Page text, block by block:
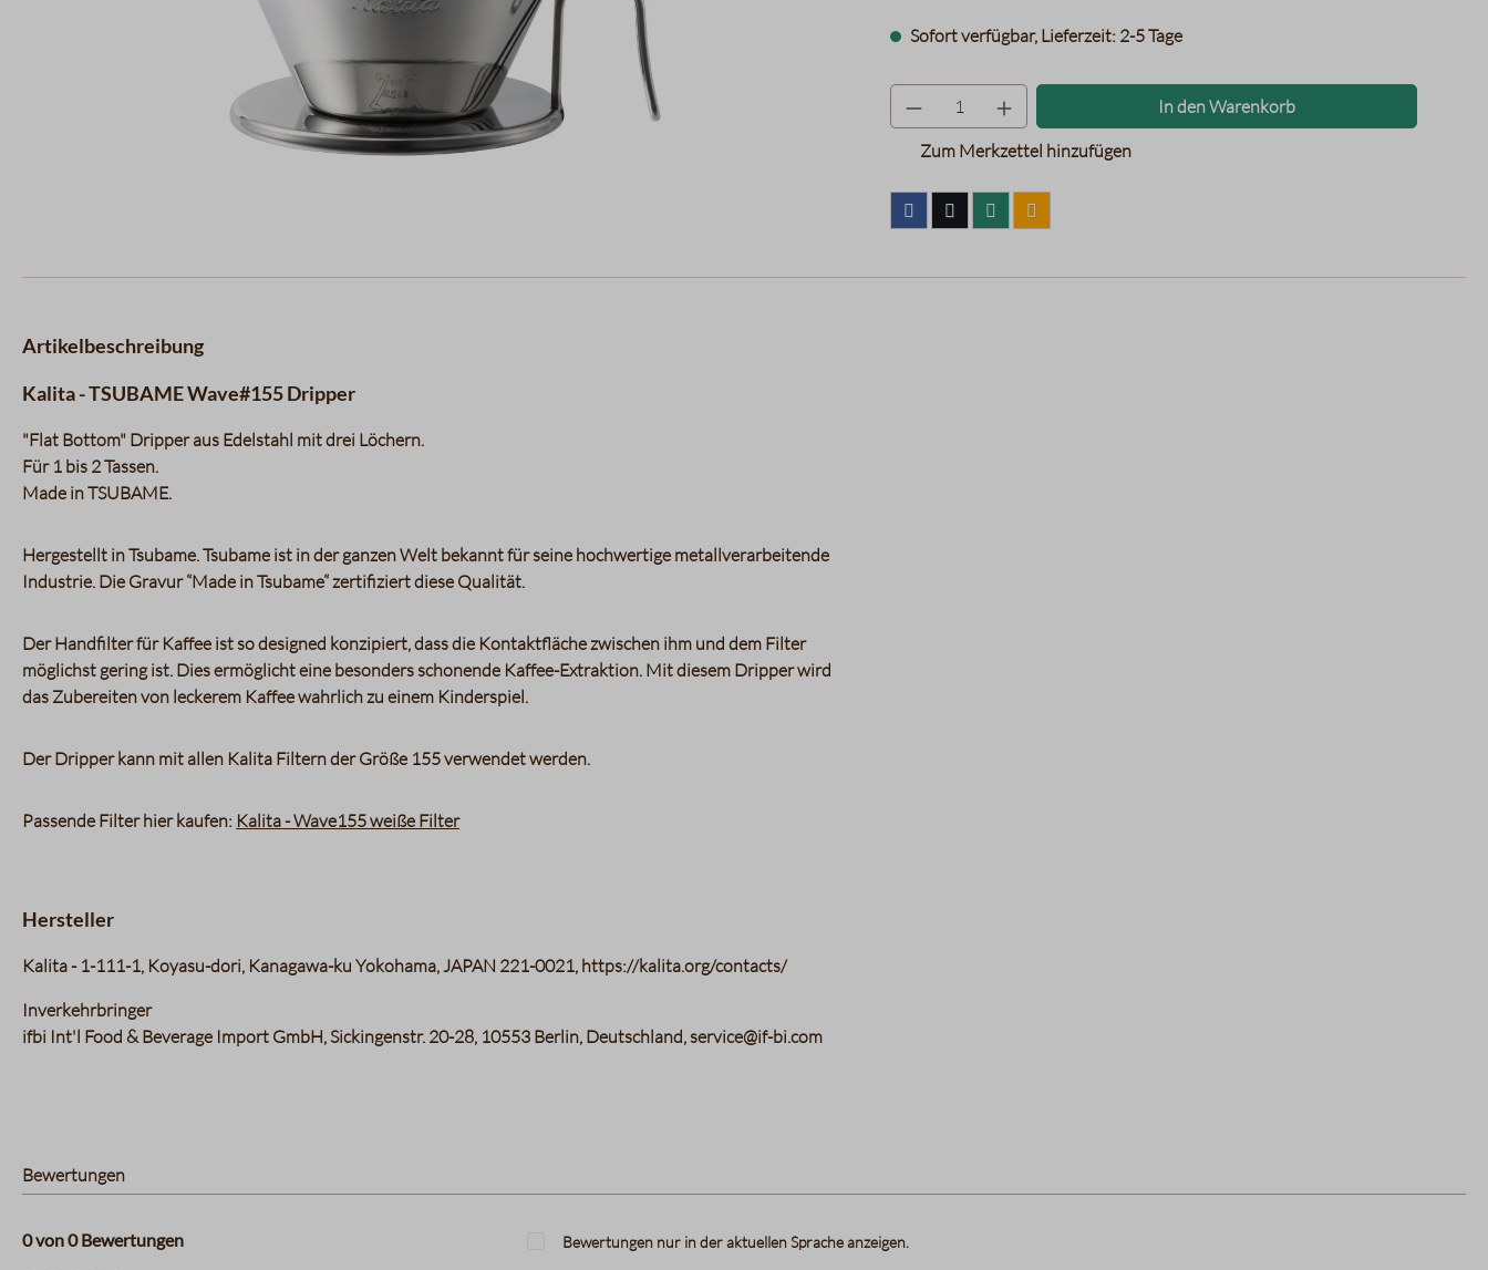
Sofort verfügbar, Lieferzeit: 2-5 Tage
Produkt Anzahl: Gib den gewünschten
In den Warenkorb
Zum Merkzettel hinzufügen
Artikelbeschreibung
Kalita - TSUBAME Wave#155 Dripper
"Flat Bottom" Dripper aus Edelstahl mit drei Löchern.
Für 1 bis 2 Tassen.
Made in TSUBAME.
Hergestellt in Tsubame. Tsubame ist in der ganzen Welt bekannt für seine hochwertige metallverarbeitende
Industrie. Die Gravur “Made in Tsubame“ zertifiziert diese Qualität.
Der Handfilter für Kaffee ist so designed konzipiert, dass die Kontaktfläche zwischen ihm und dem Filter
möglichst gering ist. Dies ermöglicht eine besonders schonende Kaffee-Extraktion. Mit diesem Dripper wird
das Zubereiten von leckerem Kaffee wahrlich zu einem Kinderspiel.
Der Dripper kann mit allen Kalita Filtern der Größe 155 verwendet werden.
Passende Filter hier kaufen: Kalita - Wave155 weiße Filter
Hersteller
Kalita - 1-111-1, Koyasu-dori, Kanagawa-ku Yokohama, JAPAN 221-0021, https://kalita.org/contacts/
Inverkehrbringer
ifbi Int'l Food & Beverage Import GmbH, Sickingenstr. 20-28, 10553 Berlin, Deutschland, service@if-bi.com
Bewertungen
0 von 0 Bewertungen Bewertungen nur in der aktuellen Sprache anzeigen.